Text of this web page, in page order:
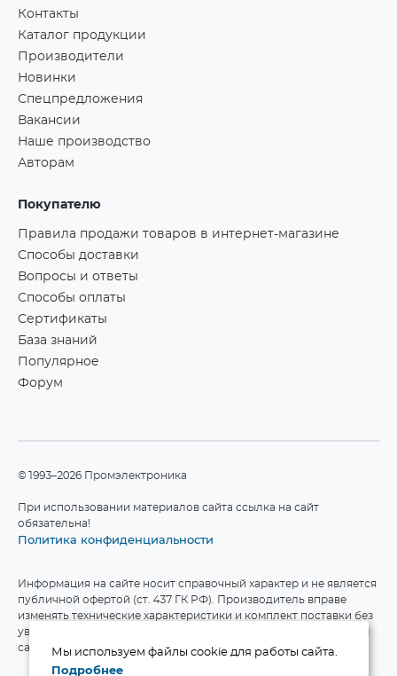
Контакты
Каталог продукции
Производители
Новинки
Спецпредложения
Вакансии
Наше производство
Авторам
Покупателю
Правила продажи товаров в интернет-магазине
Способы доставки
Вопросы и ответы
Способы оплаты
Сертификаты
База знаний
Популярное
Форум
©1993–2026 Промэлектроника
При использовании материалов сайта ссылка на сайт
обязательна!
Политика конфиденциальности
Информация на сайте носит справочный характер и не является
публичной офертой (ст. 437 ГК РФ). Производитель вправе
изменять технические характеристики и комплект поставки без
уведомления. Актуальные данные приведены на официальном
сайте производителя.
Мы используем файлы cookie для работы сайта.
Подробнее